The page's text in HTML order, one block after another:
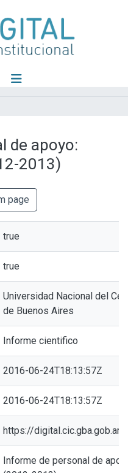
de apoyo:
2013)
page
true
true
Universidad Nacional del
de Buenos Aires
Informe cientifico
2016-06-24T18:13:57Z
2016-06-24T18:13:57Z
https://
Informe de personal de